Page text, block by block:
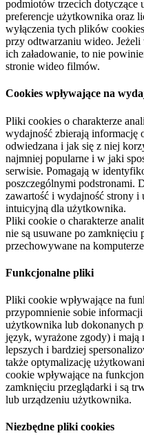
podmiotów trzecich dotyczące
preferencje użytkownika oraz
wyłączenia tych plików
przy odtwarzaniu wideo.
ich załadowanie, to nie
stronie wideo filmów.
Cookies wpływające na
Pliki cookies o charakterze
wydajność zbierają informację
odwiedzana i jak się z niej
najmniej popularne i w jaki
serwisie. Pomagają w
poszczególnymi podstronami.
zawartość i wydajność strony i
intuicyjną dla użytkownika.
Pliki cookie o charakterze
nie są usuwane po zamknięciu
przechowywane na
Funkcjonalne pliki
Pliki cookie wpływające na
przypomnienie sobie
użytkownika lub dokonanych
język, wyrażone zgody) i mają
lepszych i bardziej
także optymalizację
cookie wpływające na
zamknięciu przeglądarki i są
lub urządzeniu użytkownika.
Niezbędne pliki cookies